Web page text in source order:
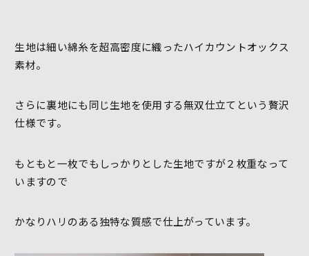
生地は細い綿糸を超高密度に織ったハイカウントオックス
素材。
さらに裏地にも同じ生地を使用する無双仕立てという贅沢
仕様です。
もともと一枚でもしっかりとした生地ですが２枚重なって
いますので
かなりハリのある独特な質感で仕上がっています。